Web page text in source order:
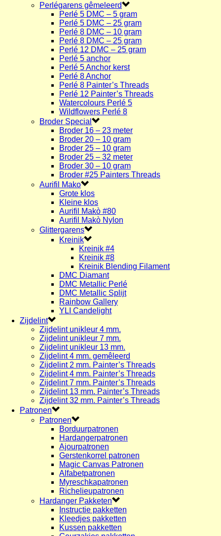
Perlégarens gêmeleerd
Perlé 5 DMC – 5 gram
Perlé 5 DMC – 25 gram
Perlé 8 DMC – 10 gram
Perlé 8 DMC – 25 gram
Perlé 12 DMC – 25 gram
Perlé 5 anchor
Perlé 5 Anchor kerst
Perlé 8 Anchor
Perlé 8 Painter’s Threads
Perlé 12 Painter’s Threads
Watercolours Perlé 5
Wildflowers Perlé 8
Broder Special
Broder 16 – 23 meter
Broder 20 – 10 gram
Broder 25 – 10 gram
Broder 25 – 32 meter
Broder 30 – 10 gram
Broder #25 Painters Threads
Aurifil Mako
Grote klos
Kleine klos
Aurifil Makò #80
Aurifil Makò Nylon
Glittergarens
Kreinik
Kreinik #4
Kreinik #8
Kreinik Blending Filament
DMC Diamant
DMC Metallic Perlé
DMC Metallic Splijt
Rainbow Gallery
YLI Candelight
Zijdelint
Zijdelint unikleur 4 mm.
Zijdelint unikleur 7 mm.
Zijdelint unikleur 13 mm.
Zijdelint 4 mm. gemêleerd
Zijdelint 2 mm. Painter’s Threads
Zijdelint 4 mm. Painter’s Threads
Zijdelint 7 mm. Painter’s Threads
Zijdelint 13 mm. Painter’s Threads
Zijdelint 32 mm. Painter’s Threads
Patronen
Patronen
Borduurpatronen
Hardangerpatronen
Ajourpatronen
Gerstenkorrel patronen
Magic Canvas Patronen
Alfabetpatronen
Myreschkapatronen
Richelieupatronen
Hardanger Pakketen
Instructie pakketten
Kleedjes pakketten
Kussen pakketten